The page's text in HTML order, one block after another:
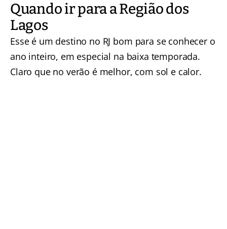
Quando ir para a Região dos
Lagos
Esse é um destino no RJ bom para se conhecer o
ano inteiro, em especial na baixa temporada.
Claro que no verão é melhor, com sol e calor.